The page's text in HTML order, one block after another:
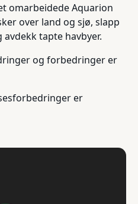
omarbeidede Aquarion
over land og sjø, slapp
avdekk tapte havbyer.
og forbedringer er
er